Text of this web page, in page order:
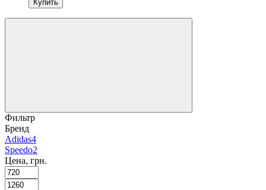
Купить
Фильтр
Бренд
Adidas4
Speedo2
Цена, грн.